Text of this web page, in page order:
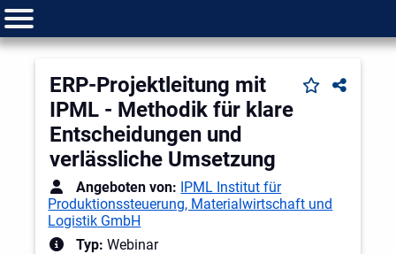
ERP-Projektleitung mit
IPML - Methodik für klare
Entscheidungen und
verlässliche Umsetzung
Angeboten von: IPML Institut für
Produktionssteuerung, Materialwirtschaft und
Logistik GmbH
Typ:Webinar